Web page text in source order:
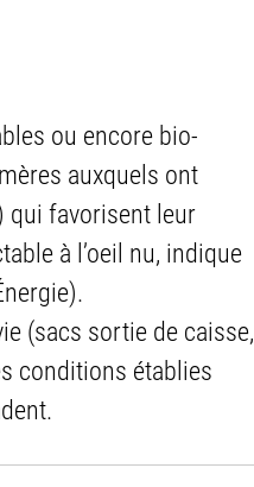
ou encore bio-
auxquels ont
qui favorisent leur
à l’oeil nu, indique
(sacs sortie de caisse,
conditions établies